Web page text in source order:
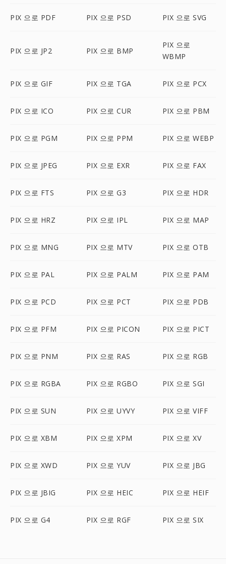
PIX 으로 PDF PIX 으로 PSD PIX 으로 SVG
PIX 으로 JP2 PIX 으로 BMP
PIX 으로
WBMP
PIX 으로 GIF PIX 으로 TGA PIX 으로 PCX
PIX 으로 ICO PIX 으로 CUR PIX 으로 PBM
PIX 으로 PGM PIX 으로 PPM PIX 으로 WEBP
PIX 으로 JPEG PIX 으로 EXR PIX 으로 FAX
PIX 으로 FTS PIX 으로 G3 PIX 으로 HDR
PIX 으로 HRZ PIX 으로 IPL PIX 으로 MAP
PIX 으로 MNG PIX 으로 MTV PIX 으로 OTB
PIX 으로 PAL PIX 으로 PALM PIX 으로 PAM
PIX 으로 PCD PIX 으로 PCT PIX 으로 PDB
PIX 으로 PFM PIX 으로 PICON PIX 으로 PICT
PIX 으로 PNM PIX 으로 RAS PIX 으로 RGB
PIX 으로 RGBA PIX 으로 RGBO PIX 으로 SGI
PIX 으로 SUN PIX 으로 UYVY PIX 으로 VIFF
PIX 으로 XBM PIX 으로 XPM PIX 으로 XV
PIX 으로 XWD PIX 으로 YUV PIX 으로 JBG
PIX 으로 JBIG PIX 으로 HEIC PIX 으로 HEIF
PIX 으로 G4 PIX 으로 RGF PIX 으로 SIX